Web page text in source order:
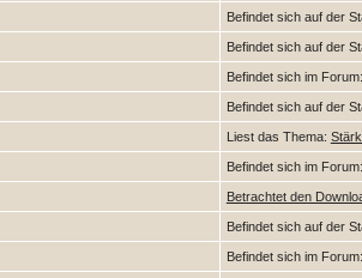
Befindet sich auf der
Befindet sich auf der
Befindet sich im
Befindet sich auf der
Liest das Thema:
Befindet sich im
Betrachtet den
Befindet sich auf der
Befindet sich im